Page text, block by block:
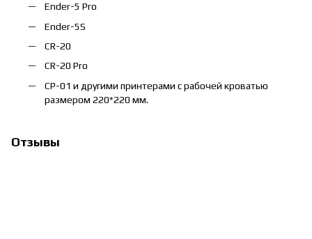
Ender-5 Pro
Ender-5S
CR-20
CR-20 Pro
CP-01 и другими принтерами с рабочей кроватью
размером 220*220 мм.
Отзывы